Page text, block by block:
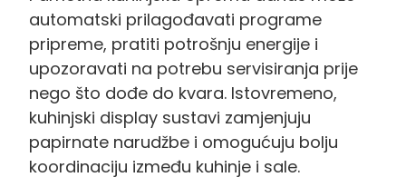
automatski prilagođavati programe
pripreme, pratiti potrošnju energije i
upozoravati na potrebu servisiranja prije
nego što dođe do kvara. Istovremeno,
kuhinjski display sustavi zamjenjuju
papirnate narudžbe i omogućuju bolju
koordinaciju između kuhinje i sale.